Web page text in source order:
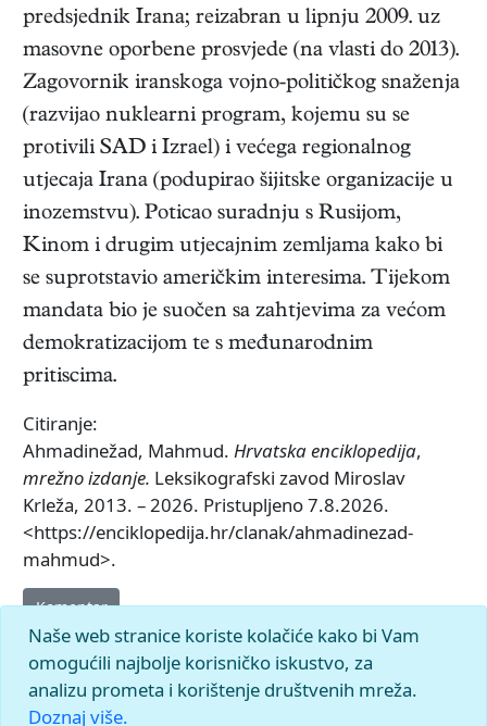
predsjednik Irana; reizabran u lipnju 2009. uz
masovne oporbene prosvjede (na vlasti do 2013).
Zagovornik iranskoga vojno-političkog snaženja
(razvijao nuklearni program, kojemu su se
protivili SAD i Izrael) i većega regionalnog
utjecaja Irana (podupirao šijitske organizacije u
inozemstvu). Poticao suradnju s Rusijom,
Kinom i drugim utjecajnim zemljama kako bi
se suprotstavio američkim interesima. Tijekom
mandata bio je suočen sa zahtjevima za većom
demokratizacijom te s međunarodnim
pritiscima.
Citiranje:
Ahmadinežad, Mahmud. Hrvatska enciklopedija,
mrežno izdanje. Leksikografski zavod Miroslav
Krleža, 2013. – 2026. Pristupljeno 7.8.2026.
<https://enciklopedija.hr/clanak/ahmadinezad-
mahmud>.
Komentar
Naše web stranice koriste kolačiće kako bi Vam
omogućili najbolje korisničko iskustvo, za
analizu prometa i korištenje društvenih mreža.
Doznaj više.